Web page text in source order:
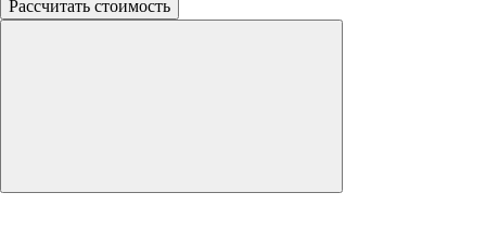
Рассчитать стоимость